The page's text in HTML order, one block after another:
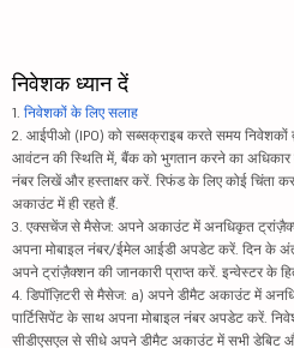
निवेशक ध्यान दें
1. निवेशकों के लिए सलाह
2. आईपीओ (IPO) को सब्सक्राइब करते समय निवेशकों
आवंटन की स्थिति में, बैंक को भुगतान करने का
नंबर लिखें और हस्ताक्षर करें. रिफंड के लिए कोई चिंता
अकाउंट में ही रहते हैं.
3. एक्सचेंज से मैसेज: अपने अकाउंट में अनधिकृत
अपना मोबाइल नंबर/ईमेल आईडी अपडेट करें. दिन के
अपने ट्रांज़ैक्शन की जानकारी प्राप्त करें. इन्वेस्टर के
4. डिपॉज़िटरी से मैसेज: a) अपने डीमैट अकाउंट में
पार्टिसिपेंट के साथ अपना मोबाइल नंबर अपडेट करें.
सीडीएसएल से सीधे अपने डीमैट अकाउंट में सभी डेबिट